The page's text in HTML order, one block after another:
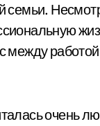
семьи.
между
очень